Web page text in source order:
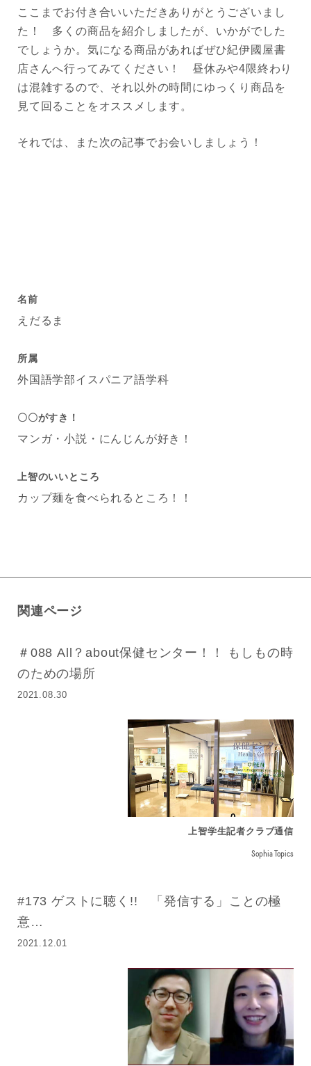
ここまでお付き合いいただきありがとうございまし
た！ 多くの商品を紹介しましたが、いかがでした
でしょうか。気になる商品があればぜひ紀伊國屋書
店さんへ行ってみてください！ 昼休みや4限終わり
は混雑するので、それ以外の時間にゆっくり商品を
見て回ることをオススメします。
それでは、また次の記事でお会いしましょう！
名前
えだるま
所属
外国語学部イスパニア語学科
〇〇がすき！
マンガ・小説・にんじんが好き！
上智のいいところ
カップ麺を食べられるところ！！
関連ページ
上智学生記者クラブ通信
Sophia Topics
＃088 All？about保健センター！！ もしもの時
のための場所
2021.08.30
#173 ゲストに聴く!! 「発信する」ことの極
意
〜上智OB・OGにインタビュー〜
2021.12.01